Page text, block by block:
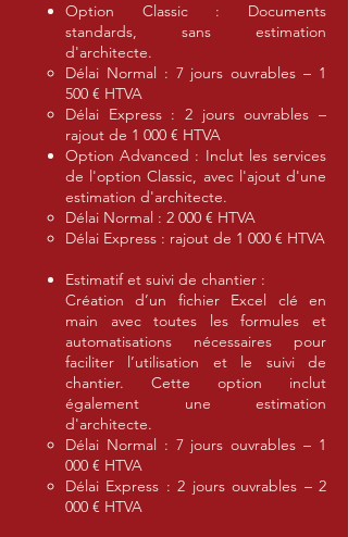
Option Classic : Documents
standards, sans estimation
d'architecte.
Délai Normal : 7 jours ouvrables – 1
500 € HTVA
Délai Express : 2 jours ouvrables –
rajout de 1 000 € HTVA
Option Advanced : Inclut les services
de l'option Classic, avec l'ajout d'une
estimation d'architecte.
Délai Normal : 2 000 € HTVA
Délai Express : rajout de 1 000 € HTVA
Estimatif et suivi de chantier :
Création d’un fichier Excel clé en
main avec toutes les formules et
automatisations nécessaires pour
faciliter l’utilisation et le suivi de
chantier. Cette option inclut
également une estimation
d'architecte.
Délai Normal : 7 jours ouvrables – 1
000 € HTVA
Délai Express : 2 jours ouvrables – 2
000 € HTVA